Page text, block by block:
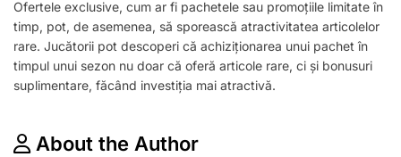
Ofertele exclusive, cum ar fi pachetele sau promoțiile limitate în
timp, pot, de asemenea, să sporească atractivitatea articolelor
rare. Jucătorii pot descoperi că achiziționarea unui pachet în
timpul unui sezon nu doar că oferă articole rare, ci și bonusuri
suplimentare, făcând investiția mai atractivă.
About the Author